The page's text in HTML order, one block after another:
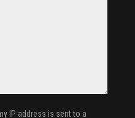
IP address is sent to a